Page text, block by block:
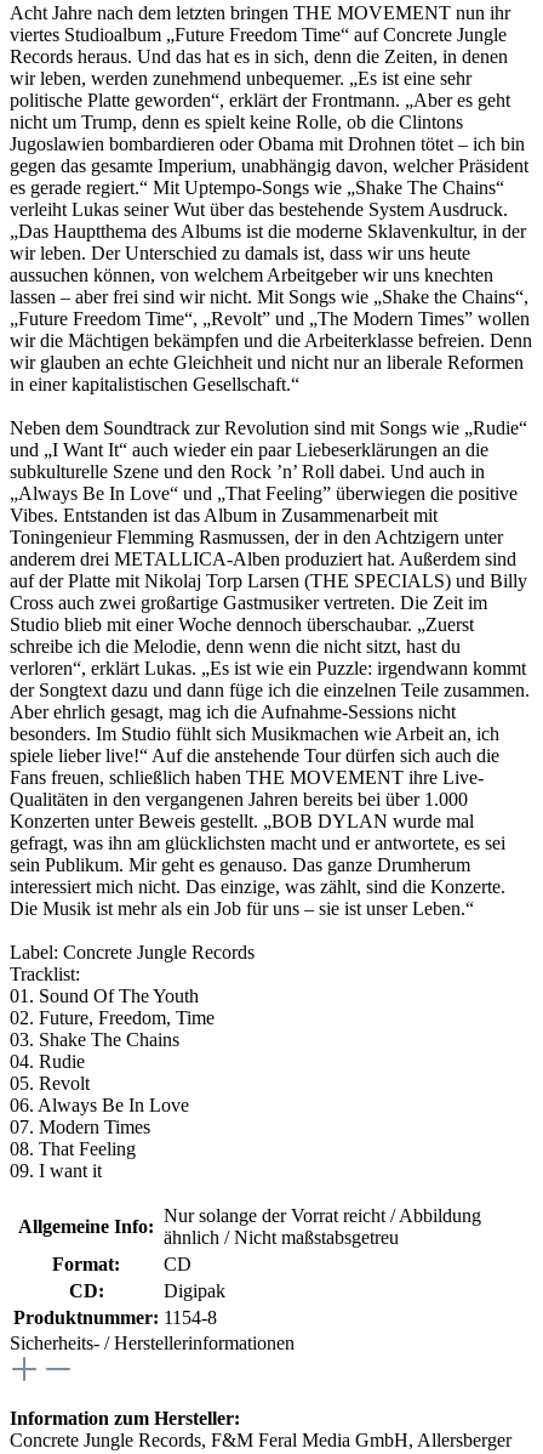
Acht Jahre nach dem letzten bringen THE MOVEMENT nun ihr
viertes Studioalbum „Future Freedom Time“ auf Concrete Jungle
Records heraus. Und das hat es in sich, denn die Zeiten, in denen
wir leben, werden zunehmend unbequemer. „Es ist eine sehr
politische Platte geworden“, erklärt der Frontmann. „Aber es geht
nicht um Trump, denn es spielt keine Rolle, ob die Clintons
Jugoslawien bombardieren oder Obama mit Drohnen tötet – ich bin
gegen das gesamte Imperium, unabhängig davon, welcher Präsident
es gerade regiert.“ Mit Uptempo-Songs wie „Shake The Chains“
verleiht Lukas seiner Wut über das bestehende System Ausdruck.
„Das Hauptthema des Albums ist die moderne Sklavenkultur, in der
wir leben. Der Unterschied zu damals ist, dass wir uns heute
aussuchen können, von welchem Arbeitgeber wir uns knechten
lassen – aber frei sind wir nicht. Mit Songs wie „Shake the Chains“,
„Future Freedom Time“, „Revolt” und „The Modern Times” wollen
wir die Mächtigen bekämpfen und die Arbeiterklasse befreien. Denn
wir glauben an echte Gleichheit und nicht nur an liberale Reformen
in einer kapitalistischen Gesellschaft.“
Neben dem Soundtrack zur Revolution sind mit Songs wie „Rudie“
und „I Want It“ auch wieder ein paar Liebeserklärungen an die
subkulturelle Szene und den Rock ’n’ Roll dabei. Und auch in
„Always Be In Love“ und „That Feeling” überwiegen die positive
Vibes. Entstanden ist das Album in Zusammenarbeit mit
Toningenieur Flemming Rasmussen, der in den Achtzigern unter
anderem drei METALLICA-Alben produziert hat. Außerdem sind
auf der Platte mit Nikolaj Torp Larsen (THE SPECIALS) und Billy
Cross auch zwei großartige Gastmusiker vertreten. Die Zeit im
Studio blieb mit einer Woche dennoch überschaubar. „Zuerst
schreibe ich die Melodie, denn wenn die nicht sitzt, hast du
verloren“, erklärt Lukas. „Es ist wie ein Puzzle: irgendwann kommt
der Songtext dazu und dann füge ich die einzelnen Teile zusammen.
Aber ehrlich gesagt, mag ich die Aufnahme-Sessions nicht
besonders. Im Studio fühlt sich Musikmachen wie Arbeit an, ich
spiele lieber live!“ Auf die anstehende Tour dürfen sich auch die
Fans freuen, schließlich haben THE MOVEMENT ihre Live-
Qualitäten in den vergangenen Jahren bereits bei über 1.000
Konzerten unter Beweis gestellt. „BOB DYLAN wurde mal
gefragt, was ihn am glücklichsten macht und er antwortete, es sei
sein Publikum. Mir geht es genauso. Das ganze Drumherum
interessiert mich nicht. Das einzige, was zählt, sind die Konzerte.
Die Musik ist mehr als ein Job für uns – sie ist unser Leben.“
Label: Concrete Jungle Records
Tracklist:
01. Sound Of The Youth
02. Future, Freedom, Time
03. Shake The Chains
04. Rudie
05. Revolt
06. Always Be In Love
07. Modern Times
08. That Feeling
09. I want it
Allgemeine Info:
Nur solange der Vorrat reicht / Abbildung
ähnlich / Nicht maßstabsgetreu
Format:
CD
CD:
Digipak
Produktnummer: 1154-8
Sicherheits- / Herstellerinformationen
Information zum Hersteller:
Concrete Jungle Records, F&M Feral Media GmbH, Allersberger